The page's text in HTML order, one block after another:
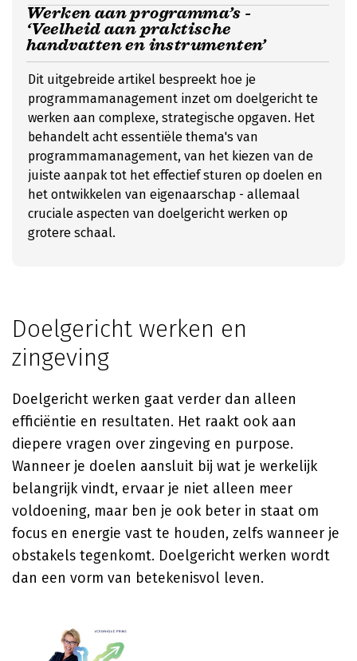
Werken aan programma’s -
‘Veelheid aan praktische
handvatten en instrumenten’
Dit uitgebreide artikel bespreekt hoe je
programmamanagement inzet om doelgericht te
werken aan complexe, strategische opgaven. Het
behandelt acht essentiële thema's van
programmamanagement, van het kiezen van de
juiste aanpak tot het effectief sturen op doelen en
het ontwikkelen van eigenaarschap - allemaal
cruciale aspecten van doelgericht werken op
grotere schaal.
Doelgericht werken en
zingeving
Doelgericht werken gaat verder dan alleen
efficiëntie en resultaten. Het raakt ook aan
diepere vragen over zingeving en purpose.
Wanneer je doelen aansluit bij wat je werkelijk
belangrijk vindt, ervaar je niet alleen meer
voldoening, maar ben je ook beter in staat om
focus en energie vast te houden, zelfs wanneer je
obstakels tegenkomt. Doelgericht werken wordt
dan een vorm van betekenisvol leven.